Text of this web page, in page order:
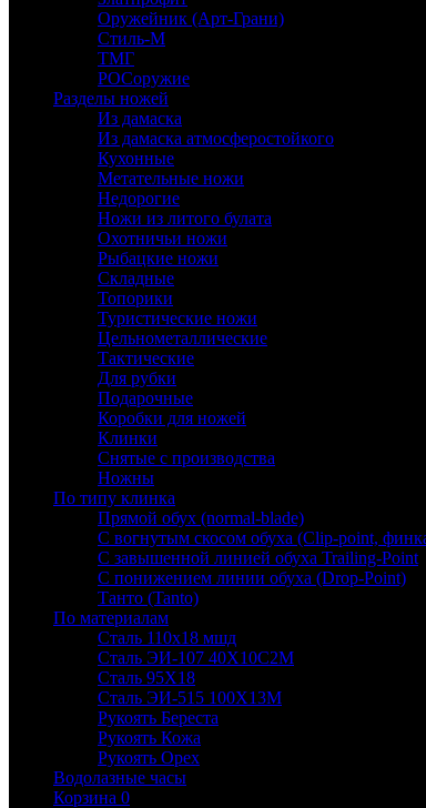
Оружейник (Арт-Грани)
Стиль-М
ТМГ
РОСоружие
Разделы ножей
Из дамаска
Из дамаска атмосферостойкого
Кухонные
Метательные ножи
Недорогие
Ножи из литого булата
Охотничьи ножи
Рыбацкие ножи
Складные
Топорики
Туристические ножи
Цельнометаллические
Тактические
Для рубки
Подарочные
Коробки для ножей
Клинки
Снятые с производства
Ножны
По типу клинка
Прямой обух (normal-blade)
С вогнутым скосом обуха (Clip-point,
С завышенной линией обуха Trailing-Point
С понижением линии обуха (Drop-Point)
Танто (Tanto)
По материалам
Сталь 110х18 мшд
Сталь ЭИ-107 40Х10С2М
Сталь 95Х18
Сталь ЭИ-515 100Х13М
Рукоять Береста
Рукоять Кожа
Рукоять Орех
Водолазные часы
Корзина 0